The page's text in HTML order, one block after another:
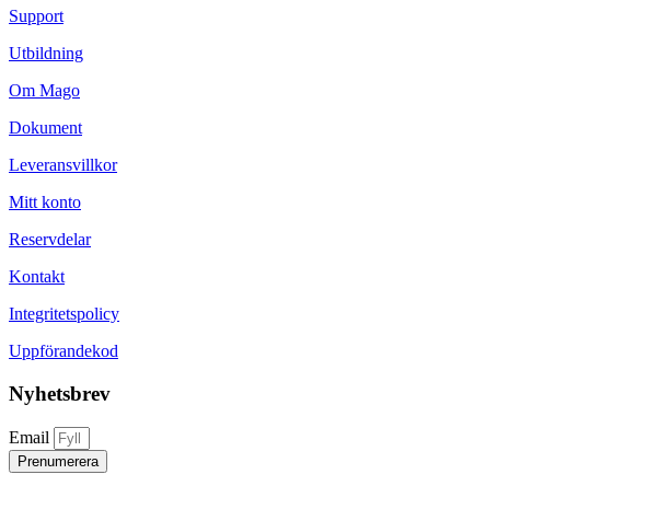
Support
Utbildning
Om Mago
Dokument
Leveransvillkor
Mitt konto
Reservdelar
Kontakt
Integritetspolicy
Uppförandekod
Nyhetsbrev
Email
Prenumerera